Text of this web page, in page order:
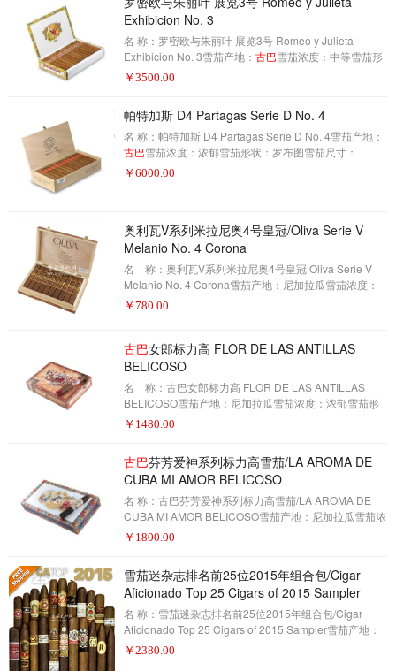
已经是非常的甘甜，特别那种犹如甘草的味道区别于其
他雪茄。也许maduro 5就是一种更加张扬的雪茄，它要
告诉别人，我就是maduro。味道很纯厚，很香，确实犹
如久酿的桂花香，但是烟气吐
Exhibicion No. 3
名 称：罗密欧与朱丽叶 展览3号 Romeo y Julieta
Exhibicion No. 3雪茄产地： 古巴雪茄浓度：中等雪茄形
状：大皇冠雪茄尺寸：143X46包装数量：25制作方式：
￥ 3500.00
帕特加斯 D4 Partagas Serie D No. 4
名 称：帕特加斯 D4 Partagas Serie D No. 4雪茄产地：
古巴雪茄浓度：浓郁雪茄形状：罗布图雪茄尺寸：
124X50包装数量：25制作方式：手工描 述：
￥ 6000.00
奥利瓦V系列米拉尼奥4号皇冠/Oliva Serie V
Melanio No. 4 Corona
名 称：奥利瓦V系列米拉尼奥4号皇冠 Oliva Serie V
Melanio No. 4 Corona雪茄产地：尼加拉瓜雪茄浓度：
中等雪茄形状：特制皇冠雪茄尺寸：4 1/2 X 46包装数
支雪茄是为了庆祝在19世纪时在 古巴 的Pinar Del里约热
内卢种植烟草的大牧首Melanio Oliva。奥利瓦(Oliva)意
为“意大利人”(Oli
￥ 780.00
古巴女郎标力高 FLOR DE LAS ANTILLAS
BELICOSO
名 称：古巴女郎标力高 FLOR DE LAS ANTILLAS
BELICOSO雪茄产地：尼加拉瓜雪茄浓度：浓郁雪茄形
状：标力高雪茄尺寸：5.5×52包装数量：20制作方式：
量的雪茄，有来自古巴种子和尼加拉瓜包装的优质烟
草。这些成分完美地融合在一起，提供了平衡、光滑的
味道。
￥ 1480.00
古巴芬芳爱神系列标力高雪茄/LA AROMA DE
CUBA MI AMOR BELICOSO
名 称：古巴芬芳爱神系列标力高雪茄/LA AROMA DE
CUBA MI AMOR BELICOSO雪茄产地：尼加拉瓜雪茄浓
度：浓郁雪茄形状：标力高雪茄尺寸：5.5×54包装数
芳香的出现，古巴芬芳爱神也随之而起。我父亲在尼加
拉瓜埃斯特利(Esteli)的雪茄中精心制作了一款完美的混
合和手工制作的雪茄，在墨西哥的圣安德烈斯山谷(San
Andres Valley)里，米
￥ 1800.00
雪茄迷杂志排名前25位2015年组合包/Cigar
Aficionado Top 25 Cigars of 2015 Sampler
名 称：雪茄迷杂志排名前25位2015年组合包/Cigar
Aficionado Top 25 Cigars of 2015 Sampler雪茄产地：
XXX雪茄浓度：XXX雪茄形状：XXX雪茄尺寸：XXX包
￥ 2380.00